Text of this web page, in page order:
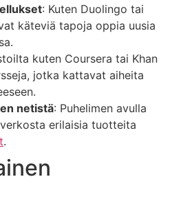
: Kuten Duolingo tai
käteviä tapoja oppia uusia
kuten Coursera tai Khan
jotka kattavat aiheita
netistä: Puhelimen avulla
erilaisia tuotteita
.